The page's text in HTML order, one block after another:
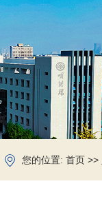
您的位置: 首页 >>